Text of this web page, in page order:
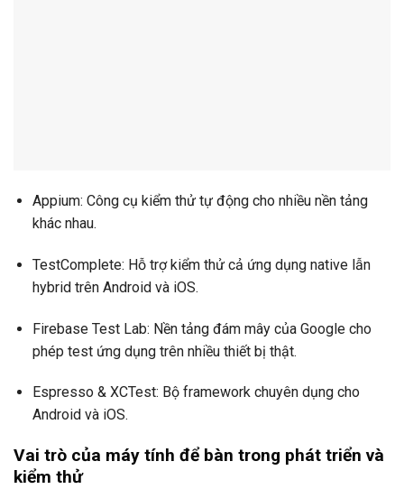
Appium: Công cụ kiểm thử tự động cho nhiều nền tảng
khác nhau.
TestComplete: Hỗ trợ kiểm thử cả ứng dụng native lẫn
hybrid trên Android và iOS.
Firebase Test Lab: Nền tảng đám mây của Google cho
phép test ứng dụng trên nhiều thiết bị thật.
Espresso & XCTest: Bộ framework chuyên dụng cho
Android và iOS.
Vai trò của máy tính để bàn trong phát triển và
kiểm thử